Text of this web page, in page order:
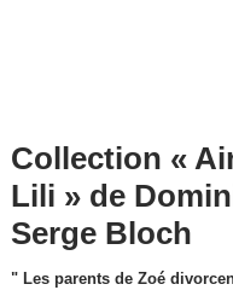
Collection «
Lili » de
Serge Bloch
" Les parents de Zoé